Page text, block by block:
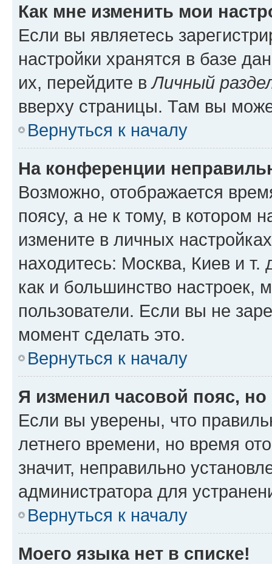
Как мне изменить мои
Если вы являетесь
настройки хранятся в базе
их, перейдите вЛичный
вверху страницы. Там вы
Вернуться к началу
На конференции
Возможно, отображается
поясу, а не к тому, в котором
измените в личных
находитесь: Москва, Киев и т.
как и большинство настроек,
пользователи. Если вы не
момент сделать это.
Вернуться к началу
Я изменил часовой пояс,
Если вы уверены, что
летнего времени, но время
значит, неправильно
администратора для
Вернуться к началу
Моего языка нет в списке!